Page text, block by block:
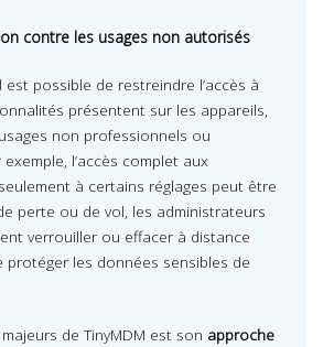
contre les usages non autorisés
est possible de restreindre l’accès à
présentent sur les appareils,
non professionnels ou
l’accès complet aux
à certains réglages peut être
perte ou de vol, les administrateurs
verrouiller ou effacer à distance
protéger les données sensibles de
de TinyMDM est son approche